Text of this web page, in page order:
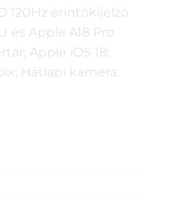
120Hz érintőkijelző
és Apple A18 Pro
Apple iOS 18;
Hátlapi kamera: